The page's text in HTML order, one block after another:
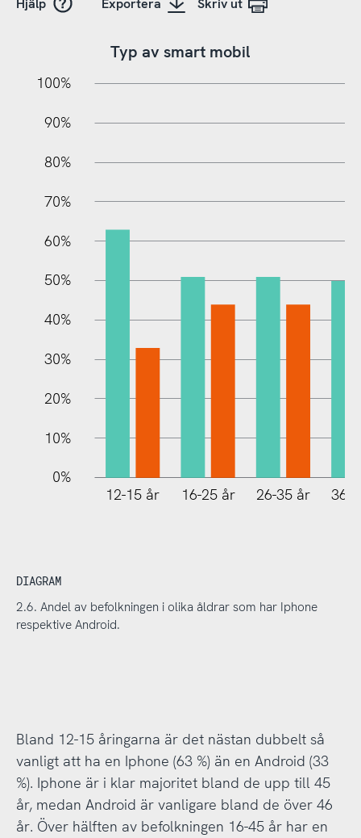
Typ av smart mobil
10%
100%
90%
80%
70%
60%
50%
40%
30%
20%
10%
0%
12-15 år 16-25 år 26-35 år 36-
DIAGRAM
2.6. Andel av befolkningen i olika åldrar som har Iphone
respektive Android.
Bland 12-15 åringarna är det nästan dubbelt så
vanligt att ha en Iphone (63 %) än en Android (33
%). Iphone är i klar majoritet bland de upp till 45
år, medan Android är vanligare bland de över 46
år. Över hälften av befolkningen 16-45 år har en